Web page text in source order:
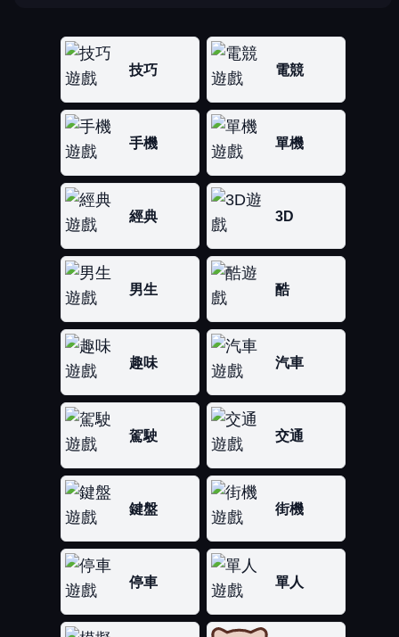
技巧 電競
手機 單機
經典 3D
男生 酷
趣味 汽車
駕駛 交通
鍵盤 街機
停車 單人